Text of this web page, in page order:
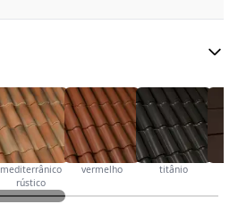
mediterrânico
rústico
vermelho titânio